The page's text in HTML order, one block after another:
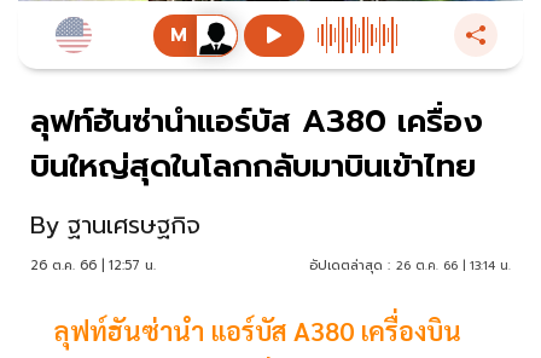
ลุฟท์ฮันซ่านำแอร์บัส A380 เครื่อง
บินใหญ่สุดในโลกกลับมาบินเข้าไทย
By ฐานเศรษฐกิจ
26 ต.ค. 66 | 12:57 น. อัปเดตล่าสุด : 26 ต.ค. 66 | 13:14 น.
ลุฟท์ฮันซ่านำ แอร์บัส A380 เครื่องบิน